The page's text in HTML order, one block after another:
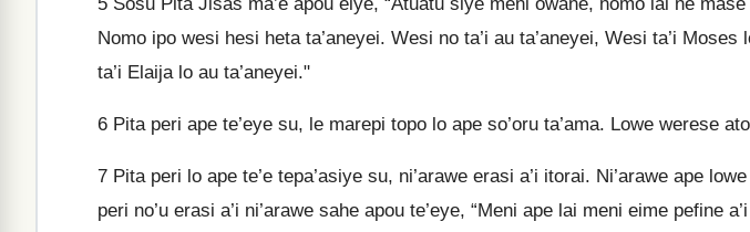
Nomo ipo wesi hesi heta ta’aneyei. Wesi no ta’i au ta’aneyei, Wesi ta’i Moses
ta’i Elaija lo au ta’aneyei."
6 Pita peri ape te’eye su, le marepi topo lo ape so’oru ta’ama. Lowe werese
7 Pita peri lo ape te’e tepa’asiye su, ni’arawe erasi a’i itorai. Ni’arawe ape
peri no’u erasi a’i ni’arawe sahe apou te’eye, “Meni ape lai meni eime pefine